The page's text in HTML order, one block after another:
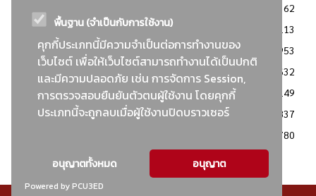
พื้นฐาน (จำเป็นกับการใช้งาน)
คุกกี้ประเภทนี้มีความจำเป็นต่อการทำงานของ
เว็บไซต์ เพื่อให้เว็บไซต์สามารถทำงานได้เป็นปกติ
และมีความปลอดภัย เช่น การจัดการ Session,
การตรวจสอบยืนยันตัวตนผู้ใช้งาน โดยคุกกี้
ประเภทนี้จะถูกลบเมื่อผู้ใช้งานปิดบราวเซอร์
อนุญาตทั้งหมด อนุญาต
Powered by PCU3ED
2362
: วิธีเฉพาะเจาะจง
2113
ข่าวสาร/ประกาศ
1953
: เอกสารส่งเสริมความโปร่งใสในการจัดซื้อจัดจ้าง
1632
ข่าวสารจัดซื้อจัดจ้าง
1149
: แผนการจัดซื้อจัดจ้าง
837
780